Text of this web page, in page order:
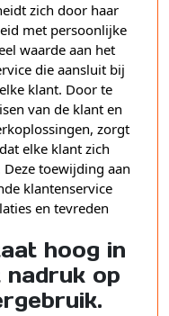
zich door haar
met persoonlijke
waarde aan het
die aansluit bij
klant. Door te
van de klant en
zorgt
elke klant zich
toewijding aan
klantenservice
en tevreden
hoog in
nadruk op